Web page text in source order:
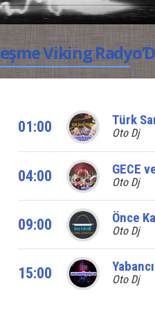
Viking
01:00 Oto Dj
04:00 GECE
Oto Dj
09:00 Oto Dj
15:00 Oto Dj